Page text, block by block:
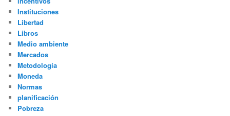
Instituciones
Libertad
Libros
Medio ambiente
Mercados
Metodología
Moneda
Normas
planificación
Pobreza